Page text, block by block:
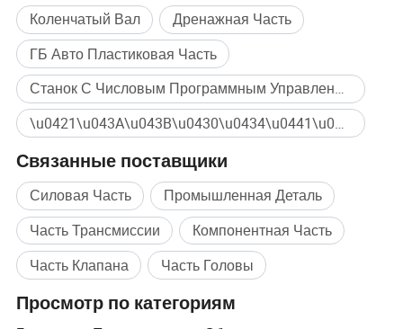
Коленчатый Вал
Дренажная Часть
ГБ Авто Пластиковая Часть
Станок С Числовым Программным Управлением Крепеж
\u0421\u043A\u043B\u0430\u0434\u0441\u043A\u043E\u0439 \u041E\u0431\u0440\u0430\u0431\u043E\u0442\u043A\u0438 POM Массовая покупка
Связанные поставщики
Силовая Часть
Промышленная Деталь
Часть Трансмиссии
Компонентная Часть
Часть Клапана
Часть Головы
Просмотр по категориям